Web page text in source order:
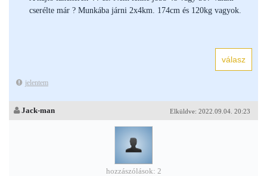
cserélte már ? Munkába járni 2x4km. 174cm és 120kg vagyok.
jelentem
Elküldve: 2022.09.04. 20:23
Jack-man
hozzászólások: 2